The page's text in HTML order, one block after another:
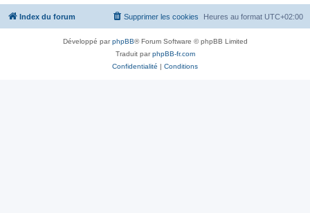
Index du forum Heures au format UTC+02:00
Supprimer les cookies
Développé parphpBB® Forum Software © phpBB Limited
Traduit parphpBB-fr.com
Confidentialité | Conditions